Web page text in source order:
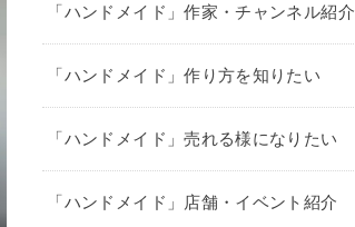
「ハンドメイド」作家・チャンネル紹介
「ハンドメイド」作り方を知りたい
「ハンドメイド」売れる様になりたい
「ハンドメイド」店舗・イベント紹介